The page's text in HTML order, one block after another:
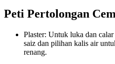
Peti Pertolongan
Plaster: Untuk luka dan
saiz dan pilihan kalis air
renang.